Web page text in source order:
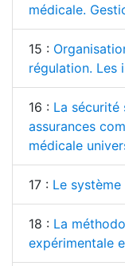
médicale.
15 :
régulation. Les
16 : La sécurité
assurances
médicale
17 : Le
18 : La
expérimentale